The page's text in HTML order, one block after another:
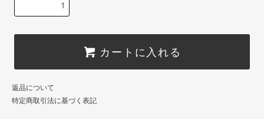
カートに入れる
返品について
特定商取引法に基づく表記